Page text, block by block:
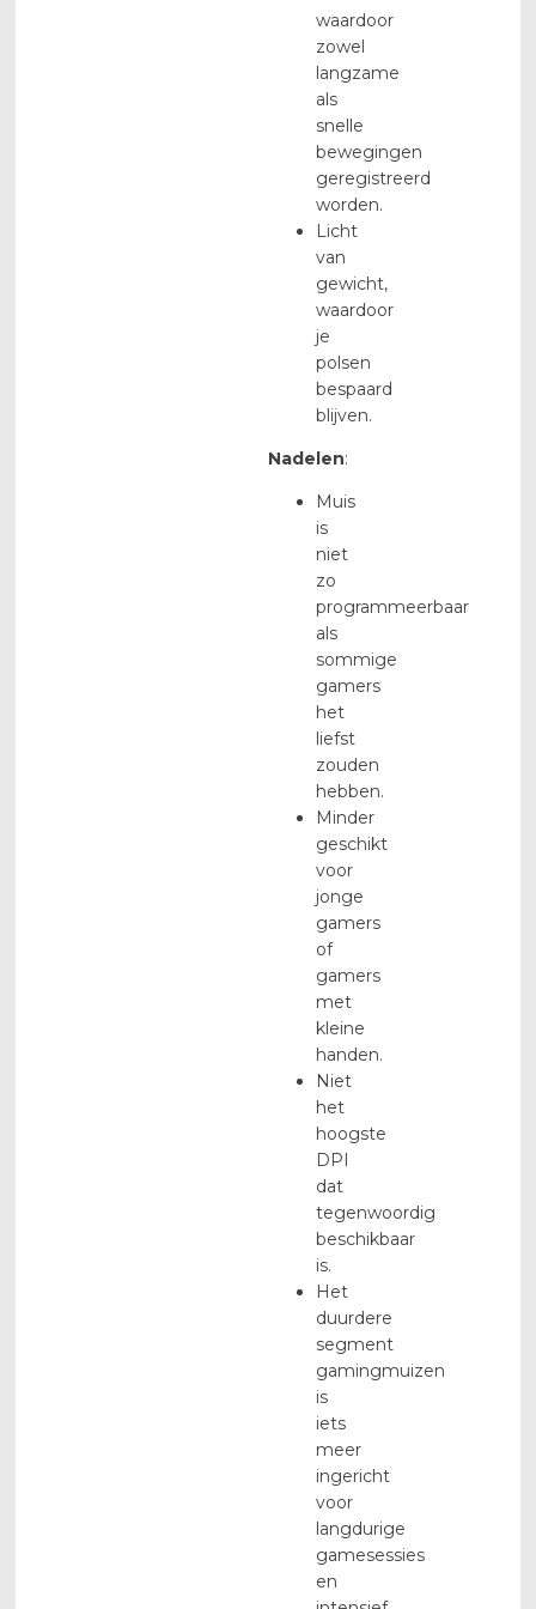
waardoor
zowel
langzame
als
snelle
bewegingen
geregistreerd
worden.
Licht
van
gewicht,
waardoor
je
polsen
bespaard
blijven.
Nadelen:
Muis
is
niet
zo
programmeerbaar
als
sommige
gamers
het
liefst
zouden
hebben.
Minder
geschikt
voor
jonge
gamers
of
gamers
met
kleine
handen.
Niet
het
hoogste
DPI
dat
tegenwoordig
beschikbaar
is.
Het
duurdere
segment
gamingmuizen
is
iets
meer
ingericht
voor
langdurige
gamesessies
en